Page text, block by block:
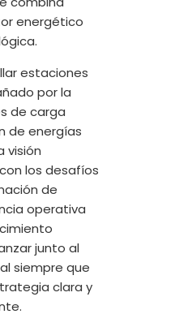
energético
estaciones
por la
de carga
de energías
visión
los desafíos
de
operativa
junto al
siempre que
clara y